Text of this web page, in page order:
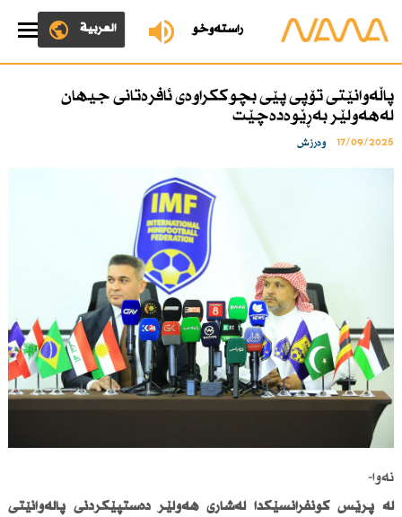
ڕاستەوخۆ العربية
پاڵەوانێتی تۆپی پێی بچوككراوەی ئافرەتانی جیهان
لەهەولێر بەڕێوەدەچێت
17/09/2025 وەرزش
نەوا-
لە پرێس كۆنفرانسێكدا لەشاری هەولێر دەستپێكردنی پاڵەوانێتی